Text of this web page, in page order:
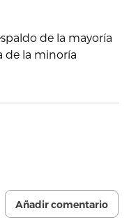
de la mayoría
de la minoría
Añadir comentario